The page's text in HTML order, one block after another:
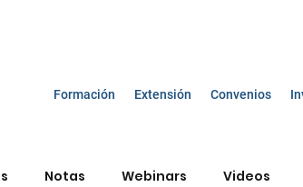
Formación Extensión Convenios
Notas Webinars Videos